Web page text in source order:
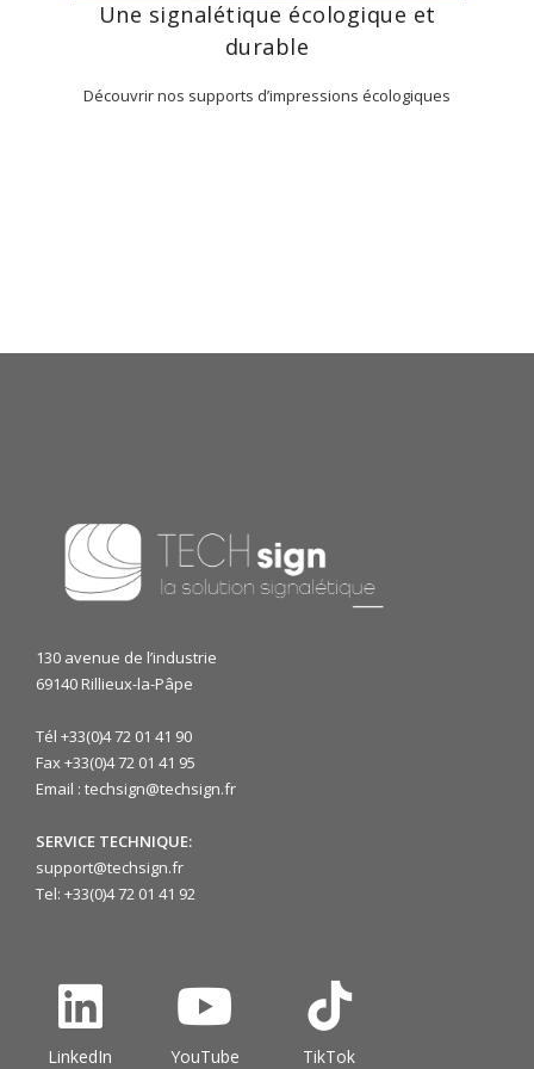
Une signalétique écologique et
durable
Découvrir nos supports d’impressions écologiques
130 avenue de l’industrie
69140 Rillieux-la-Pâpe
Tél +33(0)4 72 01 41 90
Fax +33(0)4 72 01 41 95
Email : techsign@techsign.fr
SERVICE TECHNIQUE:
support@techsign.fr
Tel: +33(0)4 72 01 41 92
LinkedIn YouTube TikTok